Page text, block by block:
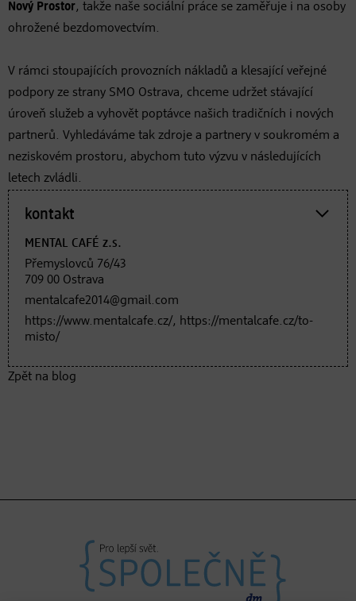
Nový Prostor, takže naše sociální práce se zaměřuje i na osoby
ohrožené bezdomovectvím.
V rámci stoupajících provozních nákladů a klesající veřejné
podpory ze strany SMO Ostrava, chceme udržet stávající
úroveň služeb a vyhovět poptávce našich tradičních i nových
partnerů. Vyhledáváme tak zdroje a partnery v soukromém a
neziskovém prostoru, abychom tuto výzvu v následujících
letech zvládli.
kontakt
MENTAL CAFÉ z.s.
Přemyslovců 76/43
709 00 Ostrava
mentalcafe2014@gmail.com
https://www.mentalcafe.cz/, https://mentalcafe.cz/to-
misto/
Zpět na blog